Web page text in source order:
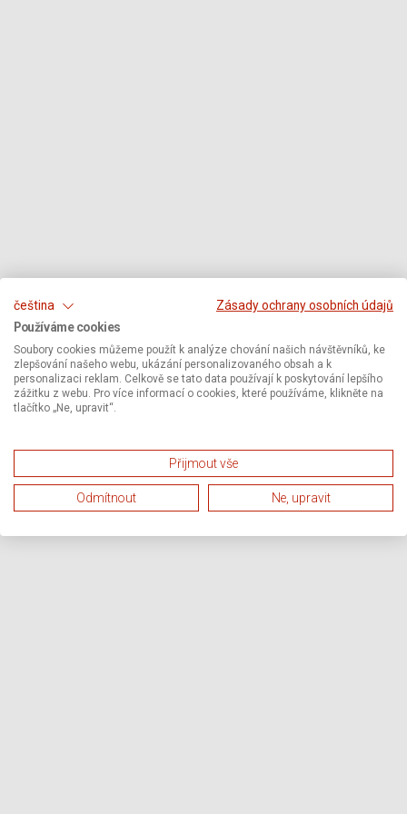
čeština
Zásady ochrany osobních údajů
Používáme cookies
Soubory cookies můžeme použít k analýze chování našich návštěvníků, ke
zlepšování našeho webu, ukázání personalizovaného obsah a k
personalizaci reklam. Celkově se tato data používají k poskytování lepšího
zážitku z webu. Pro více informací o cookies, které používáme, klikněte na
tlačítko „Ne, upravit“.
Přijmout vše
Odmítnout Ne, upravit